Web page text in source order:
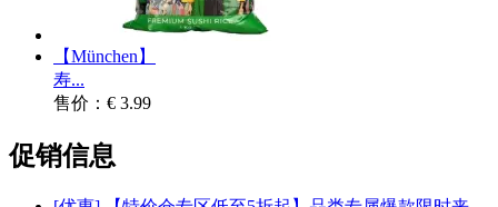
【München】
寿...
售价：€ 3.99
促销信息